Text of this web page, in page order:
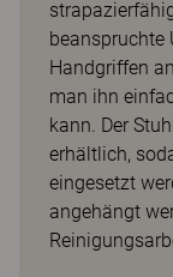
beanspruchte
Handgriffen
man ihn
kann. Der
erhältlich,
eingesetzt
angehängt